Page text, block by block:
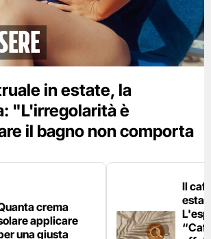
in estate, la
"L'irregolarità è
il bagno non comporta
crema
applicare
una giusta
Il